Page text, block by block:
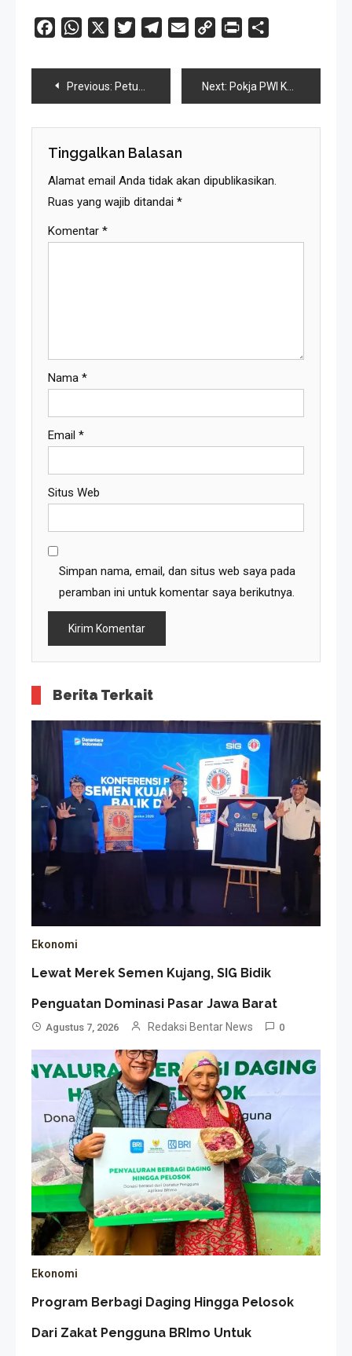
FacebookWhatsApp TwitterTelegram
Email
Copy
Print
Navigasi
Pos
Previous: Petugas Dishub dan Polisi Selamatkan Anak Hilang dalam Konvoi Mapag Persib Juara Next: Pokja PWI Kota Bandung Gelar Workshop Ekosistem Pers Era Digital
Tinggalkan Balasan
Alamat email Anda tidak akan dipublikasikan.
Ruas yang wajib ditandai *
Komentar *
Nama *
Email *
Situs Web
Simpan nama, email, dan situs web saya pada
peramban ini untuk komentar saya berikutnya.
Berita Terkait
Ekonomi
Lewat Merek Semen Kujang, SIG Bidik
Penguatan Dominasi Pasar Jawa Barat
Agustus 7, 2026 Redaksi Bentar News 0
Ekonomi
Program Berbagi Daging Hingga Pelosok
Dari Zakat Pengguna BRImo Untuk